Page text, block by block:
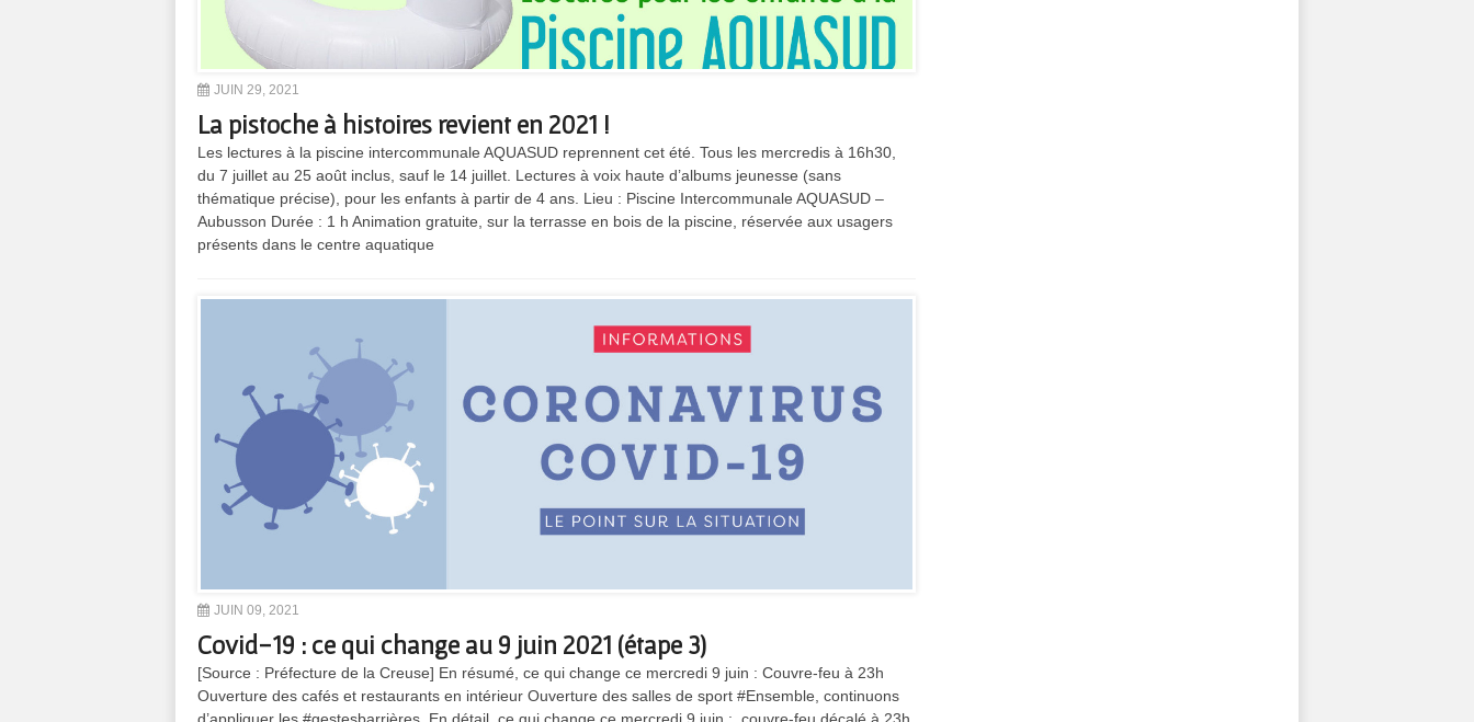
JUIN 29, 2021
La pistoche à histoires revient en 2021 !
Les lectures à la piscine intercommunale AQUASUD reprennent cet été. Tous les mercredis à 16h30,
du 7 juillet au 25 août inclus, sauf le 14 juillet. Lectures à voix haute d’albums jeunesse (sans
thématique précise), pour les enfants à partir de 4 ans. Lieu : Piscine Intercommunale AQUASUD –
Aubusson Durée : 1 h Animation gratuite, sur la terrasse en bois de la piscine, réservée aux usagers
présents dans le centre aquatique
JUIN 09, 2021
Covid-19 : ce qui change au 9 juin 2021 (étape 3)
[Source : Préfecture de la Creuse] En résumé, ce qui change ce mercredi 9 juin : Couvre-feu à 23h
Ouverture des cafés et restaurants en intérieur Ouverture des salles de sport #Ensemble, continuons
d’appliquer les #gestesbarrières. En détail, ce qui change ce mercredi 9 juin : couvre-feu décalé à 23h